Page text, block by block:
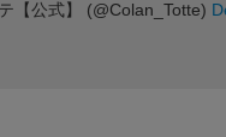
【公式】 (@Colan_Totte)